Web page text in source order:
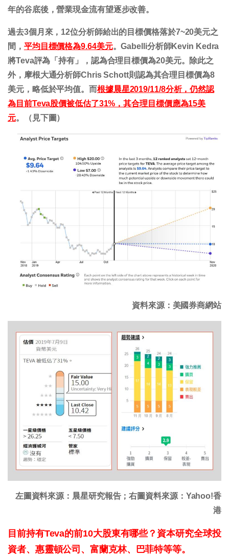
年的谷底後，營業現金流有望逐步改善。
過去3個月來，12位分析師給出的目標價格落於7~20美元之
間， 平均目標價格為9.64美元。Gabelli分析師Kevin Kedra
將Teva評為「持有」，認為合理目標價為20美元。除此之
外，摩根大通分析師Chris Schott則認為其合理目標價為8
美元，略低於平均值。而根據晨星2019/11/8分析，仍然認
為目前Teva股價被低估了31%，其合理目標價應為15美
元。（見下圖）
資料來源：美國券商網站
左圖資料來源：晨星研究報告；右圖資料來源：Yahoo!香
港
目前持有Teva的前10大股東有哪些？資本研究全球投
資者、惠靈頓公司、富蘭克林、巴菲特等等。